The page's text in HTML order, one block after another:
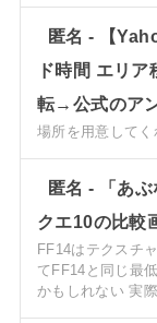
匿名-
【
ド時間 エリ
転→公式のア
場所を用意して
匿名-
「あ
クエ10の比較
FF14はテクスチ
てFF14と同じ最
かもしれない 実